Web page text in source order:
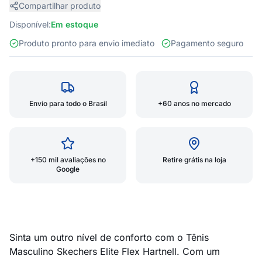
Compartilhar produto
Disponível:Em estoque
Produto pronto para envio imediato
Pagamento seguro
Envio para todo o Brasil +60 anos no mercado
+150 mil avaliações no
Google
Retire grátis na loja
Sinta um outro nível de conforto com o Tênis
Masculino Skechers Elite Flex Hartnell. Com um